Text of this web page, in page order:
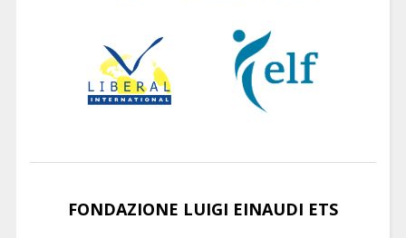
FONDAZIONE LUIGI EINAUDI ETS